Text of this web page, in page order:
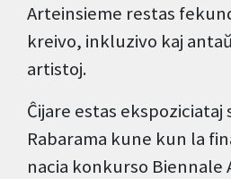
Arteinsieme restas
kreivo, inkluzivo kaj
artistoj.
Ĉijare estas
Rabarama kune kun la
nacia konkurso Biennale